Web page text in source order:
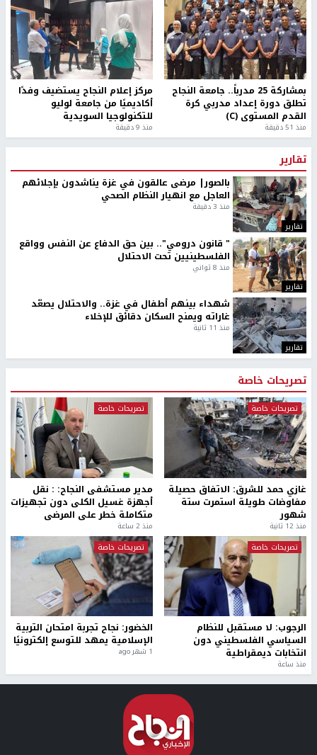
بمشاركة 25 مدرباً.. جامعة النجاح
تطلق دورة إعداد مدربي كرة
القدم المستوى (C)
منذ 51 دقيقة
مركز إعلام النجاح يستضيف وفدًا
أكاديميًا من جامعة لوليو
للتكنولوجيا السويدية
منذ 9 دقيقة
تقارير
تقارير
بالصور| مرضى عالقون في غزة يناشدون بإجلائهم
العاجل مع انهيار النظام الصحي
منذ 3 دقيقة
تقارير
" قانون درومي".. بين حق الدفاع عن النفس وواقع
الفلسطينيين تحت الاحتلال
منذ 8 ثواني
تقارير
شهداء بينهم أطفال في غزة.. والاحتلال يصعّد
غاراته ويمنح السكان دقائق للإخلاء
منذ 11 ثانية
تصريحات خاصة
تصريحات خاصة
غازي حمد للشرق: الاتفاق حصيلة
مفاوضات طويلة استمرت ستة
شهور
منذ 12 ثانية
تصريحات خاصة
مدير مستشفى النجاح: : نقل
أجهزة غسيل الكلى دون تجهيزات
متكاملة خطر على المرضى
منذ 2 ساعة
تصريحات خاصة
الرجوب: لا مستقبل للنظام
السياسي الفلسطيني دون
انتخابات ديمقراطية
منذ ساعة
تصريحات خاصة
الخضور: نجاح تجربة امتحان التربية
الإسلامية يمهد للتوسع إلكترونيًا
1 شهر ago